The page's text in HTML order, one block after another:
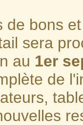
de bons
sera
au 1er
de